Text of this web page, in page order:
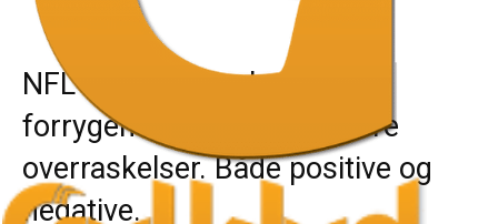
NFL-sæsonen er kommet
forrygende i gang med store
overraskelser. Både positive og
negative.